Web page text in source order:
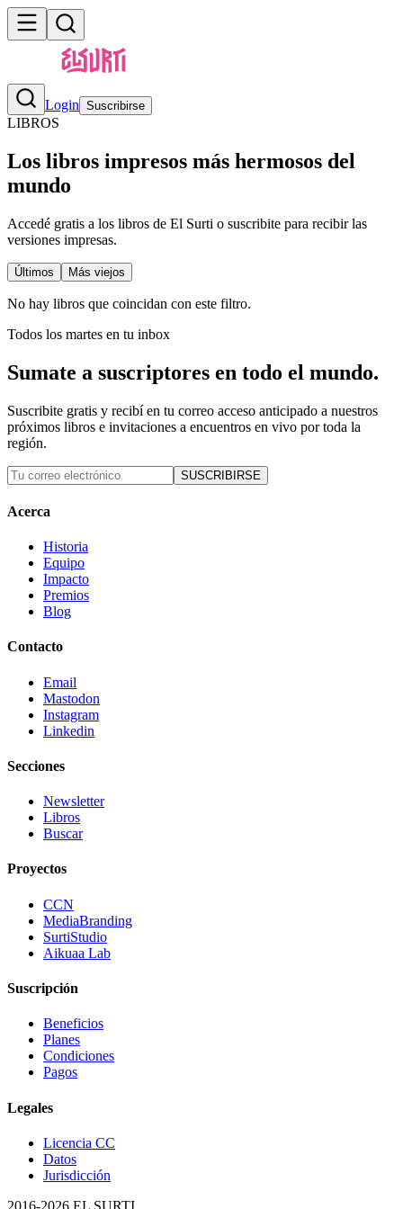
Login Suscribirse
LIBROS
Los libros impresos más hermosos del
mundo
Accedé gratis a los libros de El Surti o suscribite para recibir las
versiones impresas.
Últimos Más viejos
No hay libros que coincidan con este filtro.
Todos los martes en tu inbox
Sumate a suscriptores en todo el mundo.
Suscribite gratis y recibí en tu correo acceso anticipado a nuestros
próximos libros e invitaciones a encuentros en vivo por toda la
región.
SUSCRIBIRSE
Acerca
Historia
Equipo
Impacto
Premios
Blog
Contacto
Email
Mastodon
Instagram
Linkedin
Secciones
Newsletter
Libros
Buscar
Proyectos
CCN
MediaBranding
SurtiStudio
Aikuaa Lab
Suscripción
Beneficios
Planes
Condiciones
Pagos
Legales
Licencia CC
Datos
Jurisdicción
2016-2026 EL SURTI